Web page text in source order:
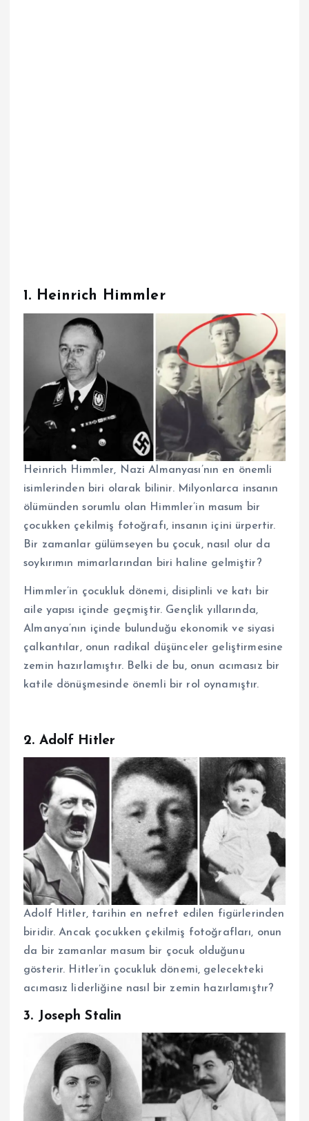
1. Heinrich Himmler
Heinrich Himmler, Nazi Almanyası’nın en önemli
isimlerinden biri olarak bilinir. Milyonlarca insanın
ölümünden sorumlu olan Himmler’in masum bir
çocukken çekilmiş fotoğrafı, insanın içini ürpertir.
Bir zamanlar gülümseyen bu çocuk, nasıl olur da
soykırımın mimarlarından biri haline gelmiştir?
Himmler’in çocukluk dönemi, disiplinli ve katı bir
aile yapısı içinde geçmiştir. Gençlik yıllarında,
Almanya’nın içinde bulunduğu ekonomik ve siyasi
çalkantılar, onun radikal düşünceler geliştirmesine
zemin hazırlamıştır. Belki de bu, onun acımasız bir
katile dönüşmesinde önemli bir rol oynamıştır.
2. Adolf Hitler
Adolf Hitler, tarihin en nefret edilen figürlerinden
biridir. Ancak çocukken çekilmiş fotoğrafları, onun
da bir zamanlar masum bir çocuk olduğunu
gösterir. Hitler’in çocukluk dönemi, gelecekteki
acımasız liderliğine nasıl bir zemin hazırlamıştır?
3. Joseph Stalin